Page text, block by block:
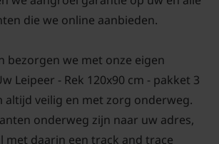
'Conference'
jaren onvolledig gevulde etages
die we online aanbieden.
bezorgen we met onze eigen
Leipeer - Rek 120x90 cm - pakket 3
altijd veilig en met zorg onderweg.
onderweg zijn naar uw adres,
met daarin een track and trace